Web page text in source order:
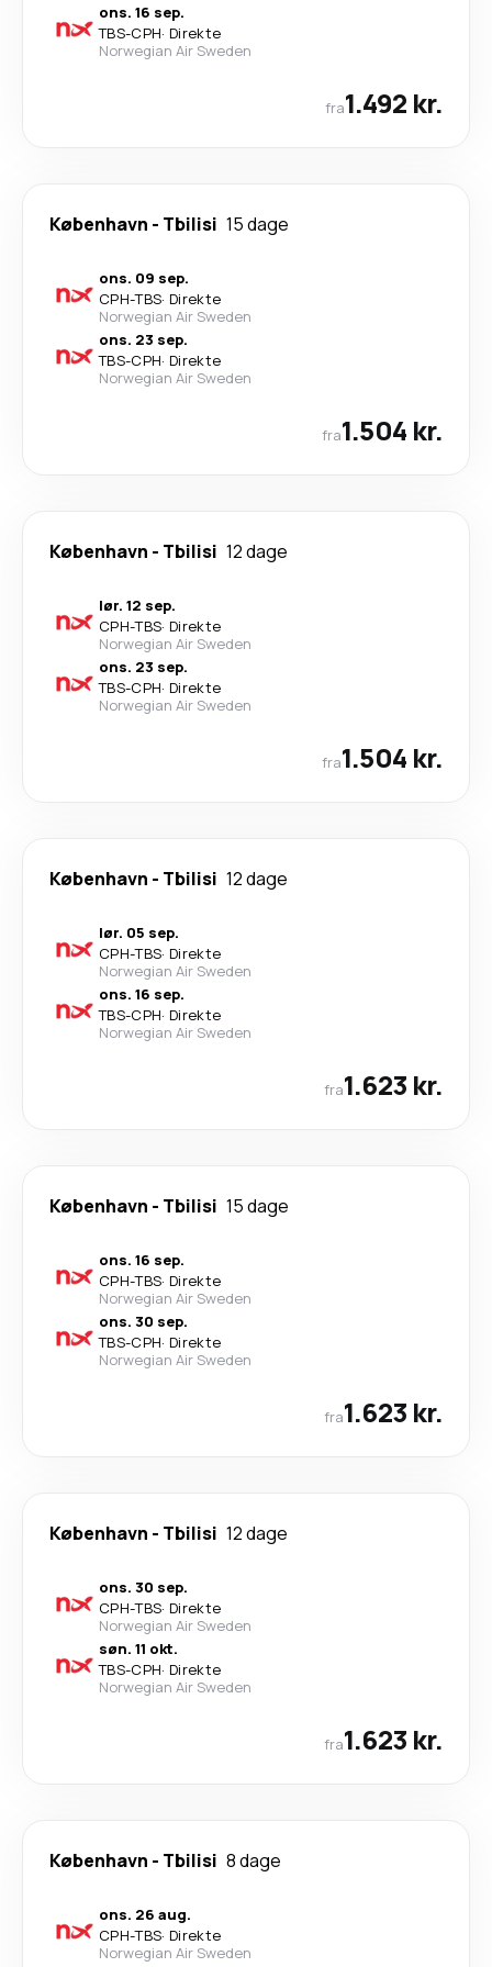
ons. 16 sep.
TBS-CPH· Direkte
Norwegian Air Sweden
fra1.492 kr.
København - Tbilisi 15 dage
ons. 09 sep.
CPH-TBS· Direkte
Norwegian Air Sweden
ons. 23 sep.
TBS-CPH· Direkte
Norwegian Air Sweden
fra1.504 kr.
København - Tbilisi 12 dage
lør. 12 sep.
CPH-TBS· Direkte
Norwegian Air Sweden
ons. 23 sep.
TBS-CPH· Direkte
Norwegian Air Sweden
fra1.504 kr.
København - Tbilisi 12 dage
lør. 05 sep.
CPH-TBS· Direkte
Norwegian Air Sweden
ons. 16 sep.
TBS-CPH· Direkte
Norwegian Air Sweden
fra1.623 kr.
København - Tbilisi 15 dage
ons. 16 sep.
CPH-TBS· Direkte
Norwegian Air Sweden
ons. 30 sep.
TBS-CPH· Direkte
Norwegian Air Sweden
fra1.623 kr.
København - Tbilisi 12 dage
ons. 30 sep.
CPH-TBS· Direkte
Norwegian Air Sweden
søn. 11 okt.
TBS-CPH· Direkte
Norwegian Air Sweden
fra1.623 kr.
København - Tbilisi 8 dage
ons. 26 aug.
CPH-TBS· Direkte
Norwegian Air Sweden